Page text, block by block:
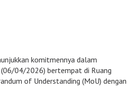
komitmennya dalam
(06/04/2026) bertempat di Ruang
of Understanding (MoU) dengan